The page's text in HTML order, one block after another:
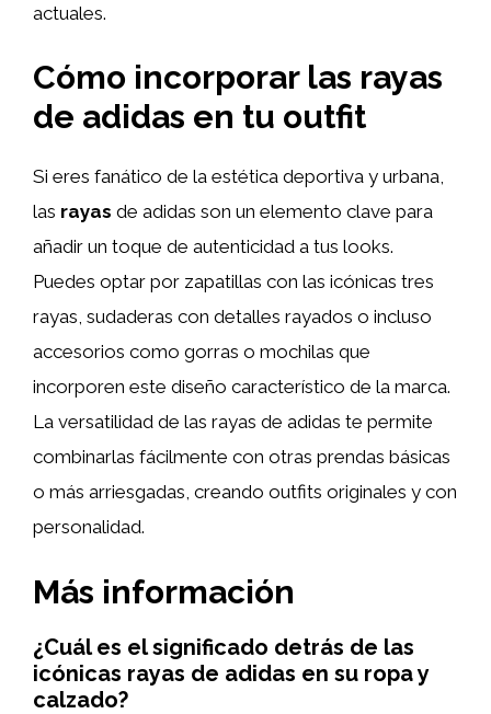
actuales.
Cómo incorporar las rayas
de adidas en tu outfit
Si eres fanático de la estética deportiva y urbana,
las rayas de adidas son un elemento clave para
añadir un toque de autenticidad a tus looks.
Puedes optar por zapatillas con las icónicas tres
rayas, sudaderas con detalles rayados o incluso
accesorios como gorras o mochilas que
incorporen este diseño característico de la marca.
La versatilidad de las rayas de adidas te permite
combinarlas fácilmente con otras prendas básicas
o más arriesgadas, creando outfits originales y con
personalidad.
Más información
¿Cuál es el significado detrás de las
icónicas rayas de adidas en su ropa y
calzado?